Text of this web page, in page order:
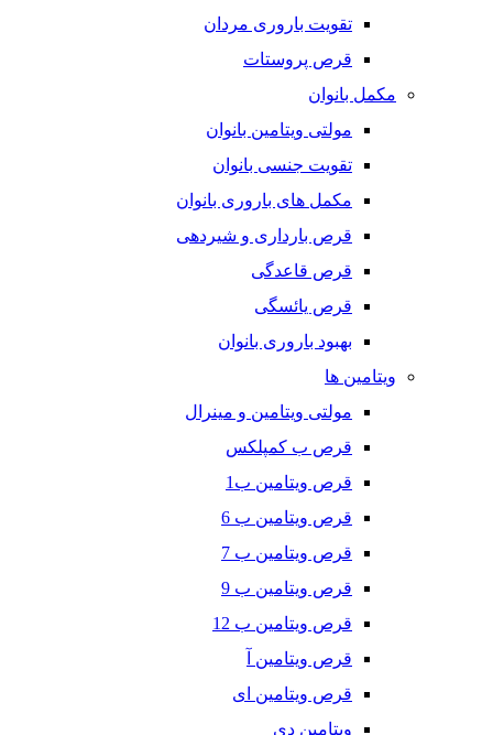
تقویت باروری مردان
قرص پروستات
مکمل بانوان
مولتی ویتامین بانوان
تقویت جنسی بانوان
مکمل های باروری بانوان
قرص بارداری و شیردهی
قرص قاعدگی
قرص یائسگی
بهبود باروری بانوان
ویتامین ها
مولتی ویتامین و مینرال
قرص ب کمپلکس
قرص ویتامین ب1
قرص ویتامین ب 6
قرص ویتامین ب 7
قرص ویتامین ب 9
قرص ویتامین ب 12
قرص ویتامین آ
قرص ویتامین ای
ویتامین دی